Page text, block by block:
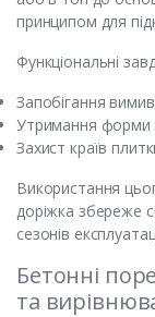
принципом для
Функціональні
Запобігання
Утримання форми
Захист країв
Використання
доріжка збереже
сезонів
Бетонні
та